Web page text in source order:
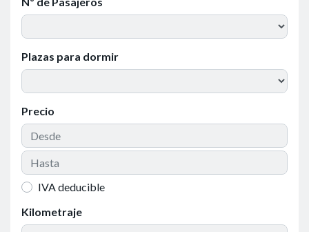
Plazas para dormir
Precio
IVA deducible
Kilometraje